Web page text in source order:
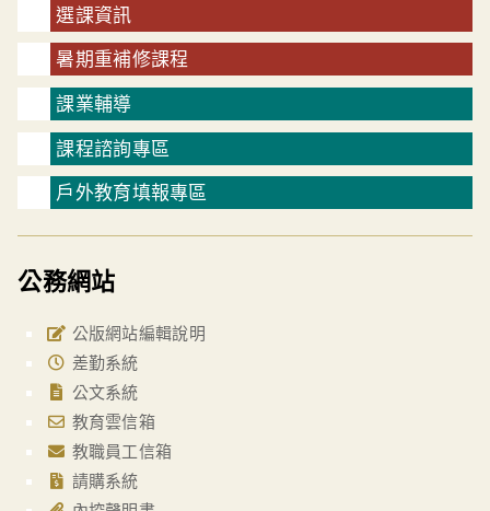
選課資訊
暑期重補修課程
課業輔導
課程諮詢專區
戶外教育填報專區
公務網站
公版網站編輯說明
差勤系統
公文系統
教育雲信箱
教職員工信箱
請購系統